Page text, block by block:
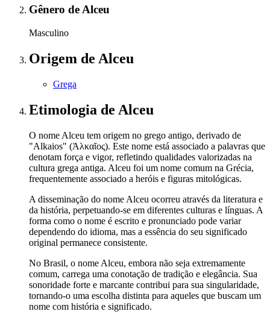
Gênero de Alceu
Masculino
Origem de Alceu
Grega
Etimologia de Alceu
O nome Alceu tem origem no grego antigo, derivado de
"Alkaios" (Ἀλκαῖος). Este nome está associado a palavras que
denotam força e vigor, refletindo qualidades valorizadas na
cultura grega antiga. Alceu foi um nome comum na Grécia,
frequentemente associado a heróis e figuras mitológicas.
A disseminação do nome Alceu ocorreu através da literatura e
da história, perpetuando-se em diferentes culturas e línguas. A
forma como o nome é escrito e pronunciado pode variar
dependendo do idioma, mas a essência do seu significado
original permanece consistente.
No Brasil, o nome Alceu, embora não seja extremamente
comum, carrega uma conotação de tradição e elegância. Sua
sonoridade forte e marcante contribui para sua singularidade,
tornando-o uma escolha distinta para aqueles que buscam um
nome com história e significado.